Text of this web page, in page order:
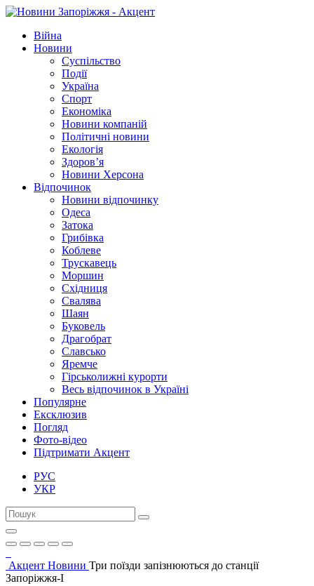
Війна
Новини
Суспільство
Події
Україна
Спорт
Економіка
Новини компаній
Політичні новини
Екологія
Здоров’я
Новини Херсона
Відпочинок
Новини відпочинку
Одеса
Затока
Грибівка
Коблеве
Трускавець
Моршин
Східниця
Свалява
Шаян
Буковель
Драгобрат
Славсько
Яремче
Гірськолижні курорти
Весь відпочинок в Україні
Популярне
Ексклюзив
Погляд
Фото-відео
Підтримати Акцент
РУС
УКР
Акцент Новини Три поїзди запізнюються до станції
Запоріжжя-I